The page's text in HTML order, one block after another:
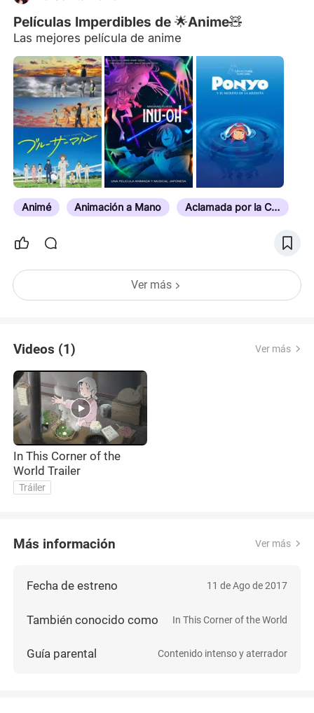
Películas Imperdibles de 🌟Anime🧸
Las mejores película de anime
Animé Animación a Mano Aclamada por la Crítica
Ver más
Videos (1) Ver más
In This Corner of the
World Trailer
Tráiler
Más información Ver más
Fecha de estreno 11 de Ago de 2017
También conocido como In This Corner of the World
Guía parental Contenido intenso y aterrador